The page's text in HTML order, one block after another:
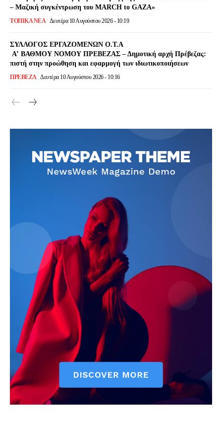
– Μαζική συγκέντρωση του MARCH to GAZA»
ΤΟΠΙΚΆ ΝΈΑ Δευτέρα 10 Αυγούστου 2026 - 10:19
ΣΥΛΛΟΓΟΣ ΕΡΓΑΖΟΜΕΝΩΝ Ο.Τ.Α
Α’ ΒΑΘΜΟΥ ΝΟΜΟΥ ΠΡΕΒΕΖΑΣ – Δημοτική αρχή Πρέβεζας:
πιστή στην προώθηση και εφαρμογή των ιδιωτικοποιήσεων
ΠΡΕΒΕΖΑ Δευτέρα 10 Αυγούστου 2026 - 10:16